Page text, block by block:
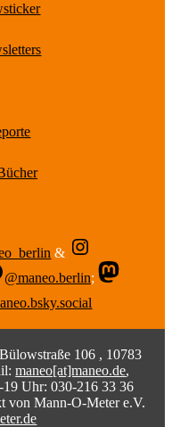
&
@maneo.berlin;
106 , 10783
maneo[at]maneo.de,
Uhr: 030-216 33 36
von Mann-O-Meter e.V.